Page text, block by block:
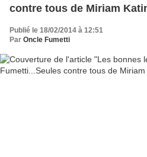
contre tous de Miriam
Publié le 18/02/2014 à 12:51
Par Oncle Fumetti